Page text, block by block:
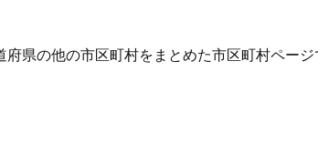
県の他の市区町村をまとめた市区町村ページ